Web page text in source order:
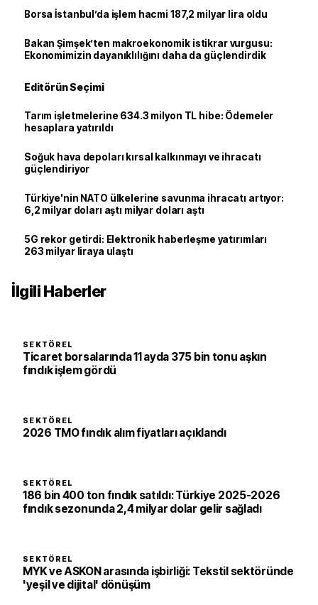
Borsa İstanbul’da işlem hacmi 187,2 milyar lira oldu
Bakan Şimşek’ten makroekonomik istikrar vurgusu:
Ekonomimizin dayanıklılığını daha da güçlendirdik
Editörün Seçimi
Tarım işletmelerine 634.3 milyon TL hibe: Ödemeler
hesaplara yatırıldı
Soğuk hava depoları kırsal kalkınmayı ve ihracatı
güçlendiriyor
Türkiye'nin NATO ülkelerine savunma ihracatı artıyor:
6,2 milyar doları aştı milyar doları aştı
5G rekor getirdi: Elektronik haberleşme yatırımları
263 milyar liraya ulaştı
İlgili Haberler
SEKTÖREL
Ticaret borsalarında 11 ayda 375 bin tonu aşkın
fındık işlem gördü
SEKTÖREL
2026 TMO fındık alım fiyatları açıklandı
SEKTÖREL
186 bin 400 ton fındık satıldı: Türkiye 2025-2026
fındık sezonunda 2,4 milyar dolar gelir sağladı
SEKTÖREL
MYK ve ASKON arasında işbirliği: Tekstil sektöründe
'yeşil ve dijital' dönüşüm